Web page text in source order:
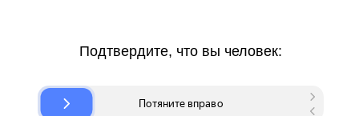
Подтвердите, что вы человек: